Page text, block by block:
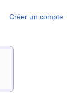
Créer un compte